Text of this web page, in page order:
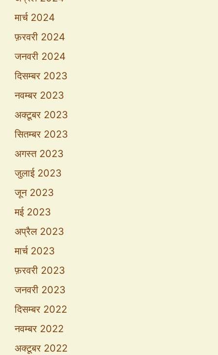
मार्च 2024
फ़रवरी 2024
जनवरी 2024
दिसम्बर 2023
नवम्बर 2023
अक्टूबर 2023
सितम्बर 2023
अगस्त 2023
जुलाई 2023
जून 2023
मई 2023
अप्रैल 2023
मार्च 2023
फ़रवरी 2023
जनवरी 2023
दिसम्बर 2022
नवम्बर 2022
अक्टूबर 2022